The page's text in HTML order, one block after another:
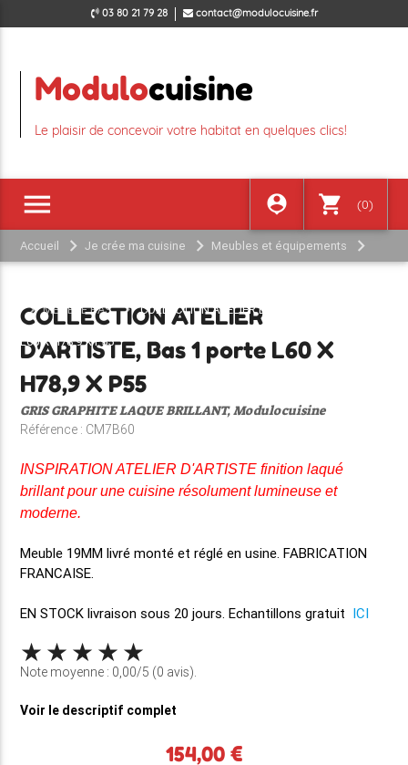
03 80 21 79 28 contact@modulocuisine.fr
Modulocuisine
Le plaisir de concevoir votre habitat en quelques clics!
person_pin shopping_cart (0)
menu
Accueil Je crée ma cuisine Meubles et équipements
MEUBLE BAS COLLECTION ATELIER D'ARTISTE, Bas 1 porte
L60 X H78,9 X P55
COLLECTION ATELIER
D'ARTISTE, Bas 1 porte L60 X
H78,9 X P55
GRIS GRAPHITE LAQUE BRILLANT, Modulocuisine
Référence : CM7B60
INSPIRATION ATELIER D'ARTISTE finition laqué
brillant pour une cuisine résolument lumineuse et
moderne.
Meuble 19MMlivré monté et réglé en usine. FABRICATION
FRANCAISE.
EN STOCK livraison sous 20 jours. Echantillons gratuit ICI
Note moyenne : 0,00/5 (0 avis).
Voir le descriptif complet
154,00 €